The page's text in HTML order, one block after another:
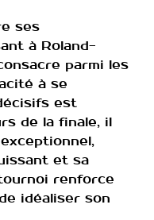
ses
à Roland-
parmi les
à se
est
de la finale, il
et sa
renforce
idéaliser son